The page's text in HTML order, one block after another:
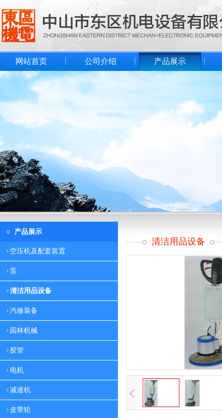
网站首页 公司介绍 产品展示
产品展示
空压机及配套装置
泵
清洁用品设备
汽修装备
园林机械
胶管
电机
减速机
皮带轮
清洁用品设备